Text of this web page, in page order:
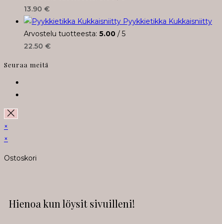
13.90 €
Pyykkietikka Kukkaisniitty
Arvostelu tuotteesta: 5.00 / 5
22.50 €
Seuraa meitä
×
×
Ostoskori
Hienoa kun löysit sivuilleni!